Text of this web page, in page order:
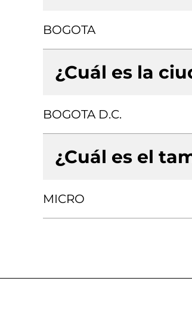
BOGOTA
¿Cuál es la
BOGOTA D.C.
¿Cuál es el
MICRO